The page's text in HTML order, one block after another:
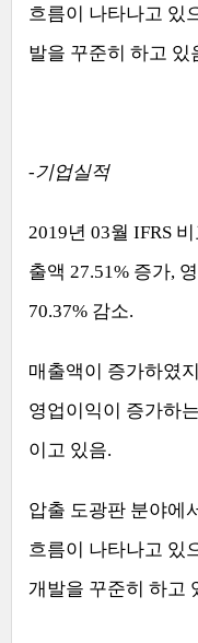
흐름이 나타나고 있
발을 꾸준히 하고 있
-기업실적
2019년 03월 IFRS
출액 27.51% 증가,
70.37% 감소.
매출액이 증가하였
영업이익이 증가하
이고 있음.
압출 도광판 분야에
흐름이 나타나고 있
개발을 꾸준히 하고